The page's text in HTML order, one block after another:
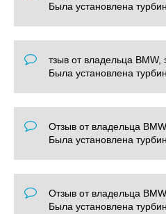
Была установлена
тзыв от владельца BMW,
Была установлена
Отзыв от владельца
Была установлена
Отзыв от владельца
Была установлена